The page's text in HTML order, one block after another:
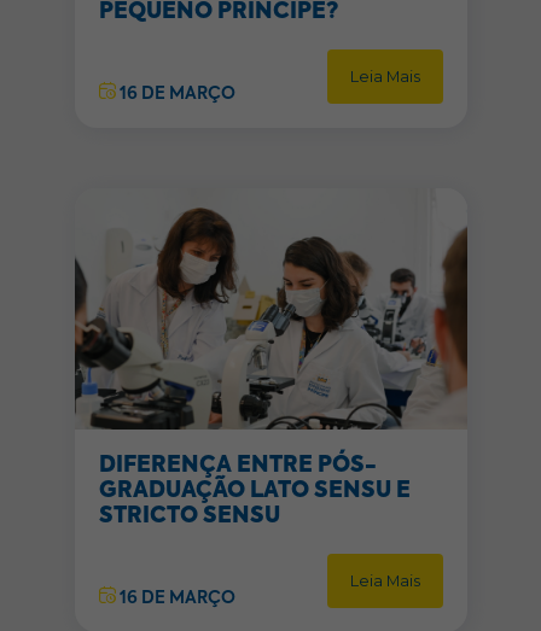
PEQUENO PRÍNCIPE?
16 DE MARÇO
Leia Mais
DIFERENÇA ENTRE PÓS-
GRADUAÇÃO LATO SENSU E
STRICTO SENSU
16 DE MARÇO
Leia Mais